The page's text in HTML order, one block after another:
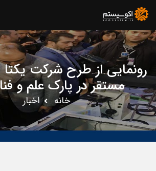
رونمایی از طرح شرکت
مستقر در پارک علم و
خانه اخبار